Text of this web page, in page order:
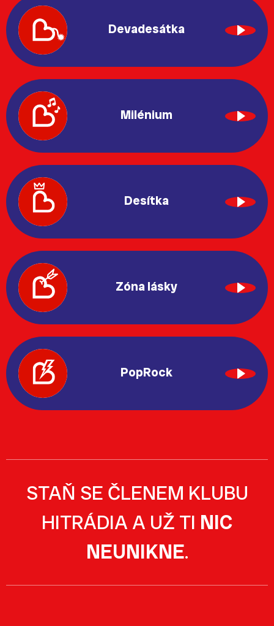
Devadesátka
Milénium
Desítka
Zóna lásky
PopRock
STAŇ SE ČLENEM KLUBU
HITRÁDIA A UŽ TI NIC
NEUNIKNE.